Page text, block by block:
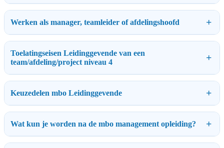
Werken als manager, teamleider of afdelingshoofd
Toelatingseisen Leidinggevende van een
team/afdeling/project niveau 4
Keuzedelen mbo Leidinggevende
Wat kun je worden na de mbo management opleiding?